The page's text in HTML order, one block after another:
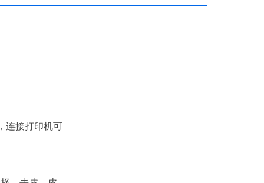
连接打印机可